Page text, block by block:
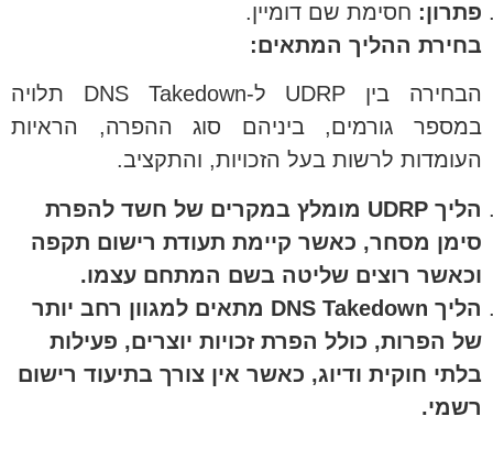
פתרון: חסימת שם דומיין.
בחירת ההליך המתאים:
הבחירה בין UDRP ל-DNS Takedown תלויה
במספר גורמים, ביניהם סוג ההפרה, הראיות
העומדות לרשות בעל הזכויות, והתקציב.
הליך UDRP מומלץ במקרים של חשד להפרת
סימן מסחר, כאשר קיימת תעודת רישום תקפה
וכאשר רוצים שליטה בשם המתחם עצמו.
הליך DNS Takedown מתאים למגוון רחב יותר
של הפרות, כולל הפרת זכויות יוצרים, פעילות
בלתי חוקית ודיוג, כאשר אין צורך בתיעוד רישום
רשמי.